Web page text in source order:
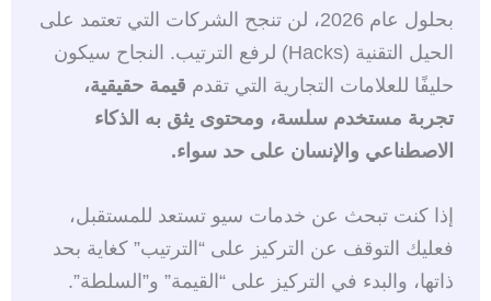
بحلول عام 2026، لن تنجح الشركات التي تعتمد على
الحيل التقنية (Hacks) لرفع الترتيب. النجاح سيكون
حليفًا للعلامات التجارية التي تقدم قيمة حقيقية،
تجربة مستخدم سلسة، ومحتوى يثق به الذكاء
الاصطناعي والإنسان على حد سواء.
إذا كنت تبحث عن خدمات سيو تستعد للمستقبل،
فعليك التوقف عن التركيز على “الترتيب” كغاية بحد
ذاتها، والبدء في التركيز على “القيمة” و”السلطة”.